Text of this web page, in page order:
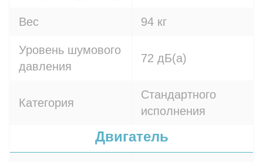
Вес 94 кг
Уровень шумового
давления
72 дБ(а)
Категория
Стандартного
исполнения
Двигатель